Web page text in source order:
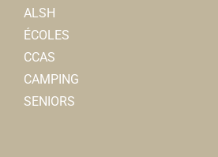
ALSH
ÉCOLES
CCAS
CAMPING
SENIORS